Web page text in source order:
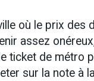
où le prix des
assez
ticket de métro
sur la note à